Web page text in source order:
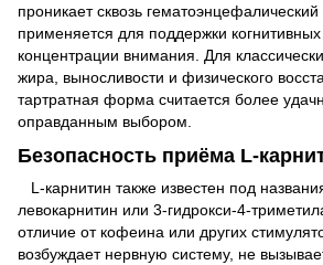
проникает сквозь
применяется для поддержки
концентрации внимания. Для
жира, выносливости и физического
тартратная форма считается более
оправданным выбором.
Безопасность приёма L-
L-карнитин также известен под
левокарнитин или 3-гидрокси-4-
отличие от кофеина или других
возбуждает нервную систему, не